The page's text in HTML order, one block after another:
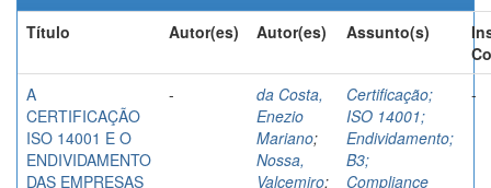
Título
Autor(es) Autor(es) Assunto(s)
A
CERTIFICAÇÃO
ISO 14001 E O
ENDIVIDAMENTO
DAS EMPRESAS
-
da Costa,
Enezio
Mariano;
Nossa,
Valcemiro;
Certificação;
ISO 14001;
Endividamento;
B3;
Compliance
-